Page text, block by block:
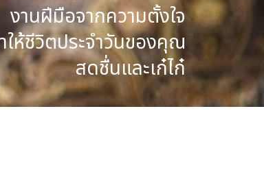
งานฝีมือจากความตั้งใจ
ให้ชีวิตประจำวันของคุณ
สดชื่นและเก๋ไก๋